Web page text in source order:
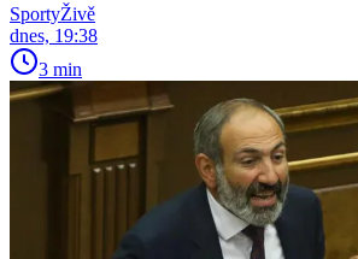
SportyŽivě
dnes, 19:38
3 min